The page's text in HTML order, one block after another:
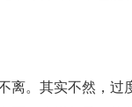
离。其实不然，